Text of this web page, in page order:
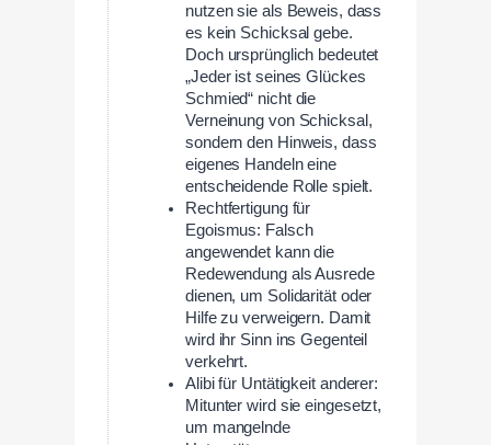
nutzen sie als Beweis, dass
es kein Schicksal gebe.
Doch ursprünglich bedeutet
„Jeder ist seines Glückes
Schmied“ nicht die
Verneinung von Schicksal,
sondern den Hinweis, dass
eigenes Handeln eine
entscheidende Rolle spielt.
Rechtfertigung für
Egoismus: Falsch
angewendet kann die
Redewendung als Ausrede
dienen, um Solidarität oder
Hilfe zu verweigern. Damit
wird ihr Sinn ins Gegenteil
verkehrt.
Alibi für Untätigkeit anderer:
Mitunter wird sie eingesetzt,
um mangelnde